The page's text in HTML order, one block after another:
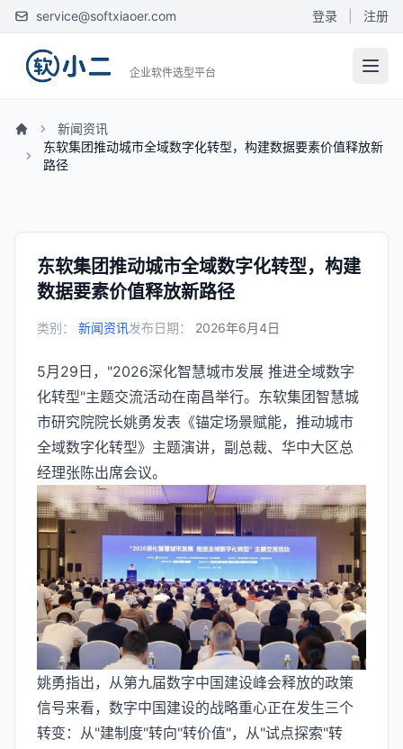
service@softxiaoer.com 登录 注册
企业软件选型平台
新闻资讯
东软集团推动城市全域数字化转型，构建数据要素价值释放新
路径
东软集团推动城市全域数字化转型，构建
数据要素价值释放新路径
类别： 新闻资讯发布日期： 2026年6月4日
5月29日，"2026深化智慧城市发展 推进全域数字
化转型"主题交流活动在南昌举行。东软集团智慧城
市研究院院长姚勇发表《锚定场景赋能，推动城市
全域数字化转型》主题演讲，副总裁、华中大区总
经理张陈出席会议。
姚勇指出，从第九届数字中国建设峰会释放的政策
信号来看，数字中国建设的战略重心正在发生三个
转变：从"建制度"转向"转价值"，从"试点探索"转